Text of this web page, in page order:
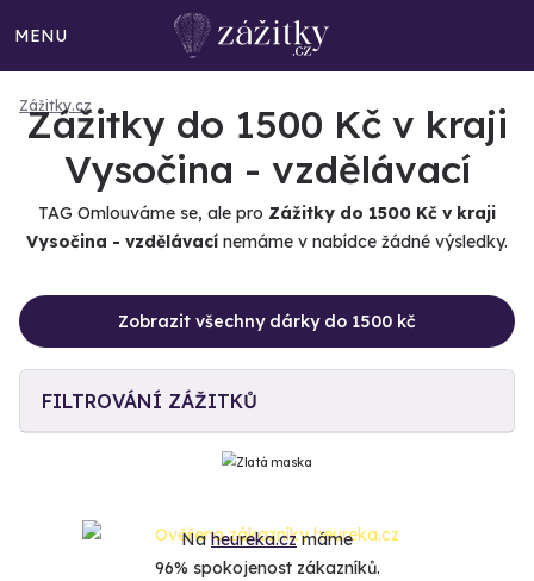
MENU
Zážitky.cz
Zážitky do 1500 Kč v kraji
Vysočina - vzdělávací
TAG Omlouváme se, ale pro Zážitky do 1500 Kč v kraji
Vysočina - vzdělávací nemáme v nabídce žádné výsledky.
Zobrazit všechny dárky do 1500 kč
FILTROVÁNÍ ZÁŽITKŮ
Naheureka.czmáme
96% spokojenost zákazníků.